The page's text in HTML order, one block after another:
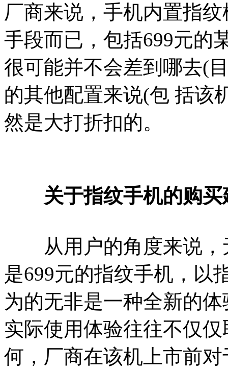
厂商来说，手机内置指
手段而已，包括699元的
很可能并不会差到哪去(
的其他配置来说(包 括该
然是大打折扣的。
关于指纹手机的购买
从用户的角度来说，
是699元的指纹手机，以
为的无非是一种全新的
实际使用体验往往不仅
何，厂商在该机上市前